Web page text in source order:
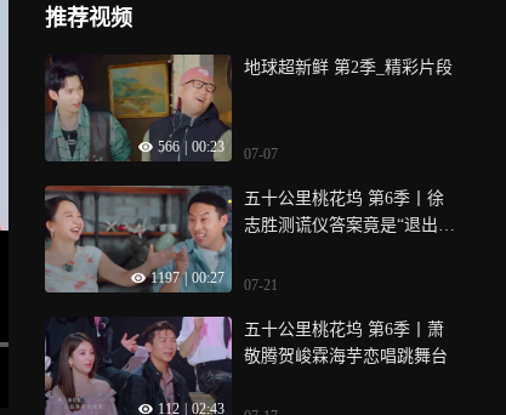
推荐视频
566 00:23
地球超新鲜 第2季_精彩片段
07-07
1197 | 00:27
五十公里桃花坞 第6季丨徐
志胜测谎仪答案竟是“退出”6
07-21
112 02:43
五十公里桃花坞 第6季丨萧
敬腾贺峻霖海芋恋唱跳舞台